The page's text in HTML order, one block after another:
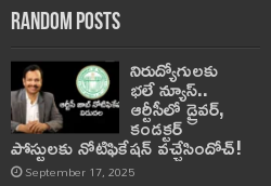
Random Posts
నిరుద్యోగులకు
భలే న్యూస్..
ఆర్టీసీలో డ్రైవర్,
కండక్టర్‌
పోస్టులకు నోటిఫికేషన్‌ వచ్చేసిందోచ్‌!
September 17, 2025